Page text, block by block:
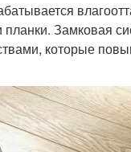
Замковая
которые